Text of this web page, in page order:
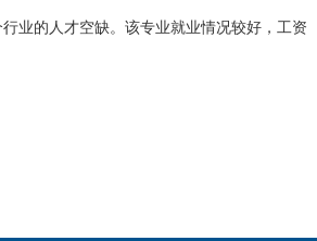
业的人才空缺。该专业就业情况较好，工资